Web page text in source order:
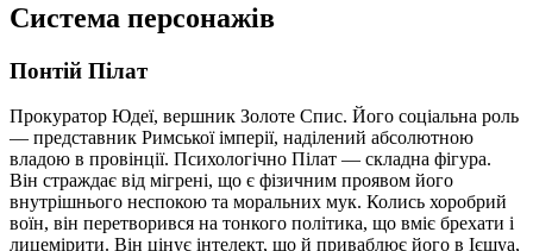
Система персонажів
Понтій Пілат
Прокуратор Юдеї, вершник Золоте Спис. Його соціальна роль
— представник Римської імперії, наділений абсолютною
владою в провінції. Психологічно Пілат — складна фігура.
Він страждає від мігрені, що є фізичним проявом його
внутрішнього неспокою та моральних мук. Колись хоробрий
воїн, він перетворився на тонкого політика, що вміє брехати і
лицемірити. Він цінує інтелект, що й приваблює його в Ієшуа,